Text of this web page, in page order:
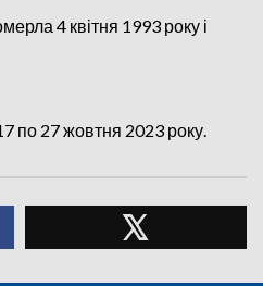
4 квітня 1993 року і
по 27 жовтня 2023 року.